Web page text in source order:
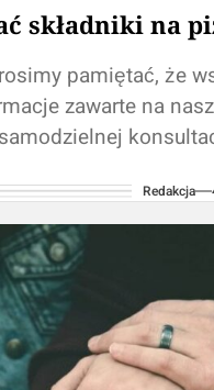
składniki na
pamiętać, że
zawarte na
naRedakcja